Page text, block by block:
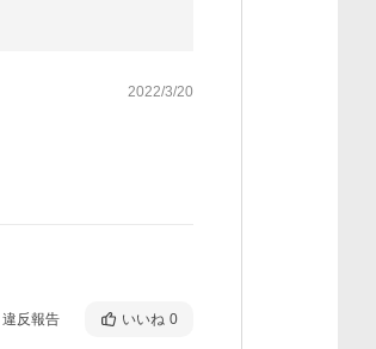
2022/3/20
違反報告 いいね 0